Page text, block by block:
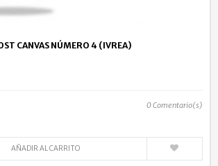
CANVAS NÚMERO 4 (IVREA)
0Comentario(s)
AÑADIR AL CARRITO